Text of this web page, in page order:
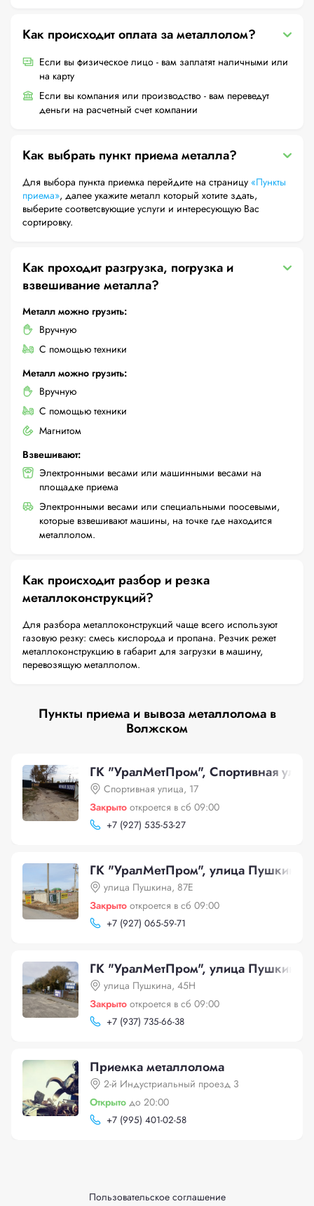
Как происходит оплата за металлолом?
Если вы физическое лицо - вам заплатят наличными или
на карту
Если вы компания или производство - вам переведут
деньги на расчетный счет компании
Как выбрать пункт приема металла?
Для выбора пункта приемка перейдите на страницу «Пункты
приема», далее укажите металл который хотите здать,
выберите соответсвующие услуги и интересующую Вас
сортировку.
Как проходит разгрузка, погрузка и
взвешивание металла?
Металл можно грузить:
Вручную
С помощью техники
Металл можно грузить:
Вручную
С помощью техники
Магнитом
Взвешивают:
Электронными весами или машинными весами на
площадке приема
Электронными весами или специальными поосевыми,
которые взвешивают машины, на точке где находится
металлолом.
Как происходит разбор и резка
металлоконструкций?
Для разбора металлоконструкций чаще всего используют
газовую резку: смесь кислорода и пропана. Резчик режет
металлоконструкцию в габарит для загрузки в машину,
перевозящую металлолом.
Пункты приема и вывоза металлолома в
Волжском
ГК "УралМетПром", Спортивная
Спортивная улица, 17
Закрыто откроется в сб 09:00
+7 (927) 535-53-27
ГК "УралМетПром", улица Пушкина,
улица Пушкина, 87Е
Закрыто откроется в сб 09:00
+7 (927) 065-59-71
ГК "УралМетПром", улица Пушкина,
улица Пушкина, 45Н
Закрыто откроется в сб 09:00
+7 (937) 735-66-38
Приемка металлолома
2-й Индустриальный проезд 3
Открыто до 20:00
+7 (995) 401-02-58
Пользовательское соглашение